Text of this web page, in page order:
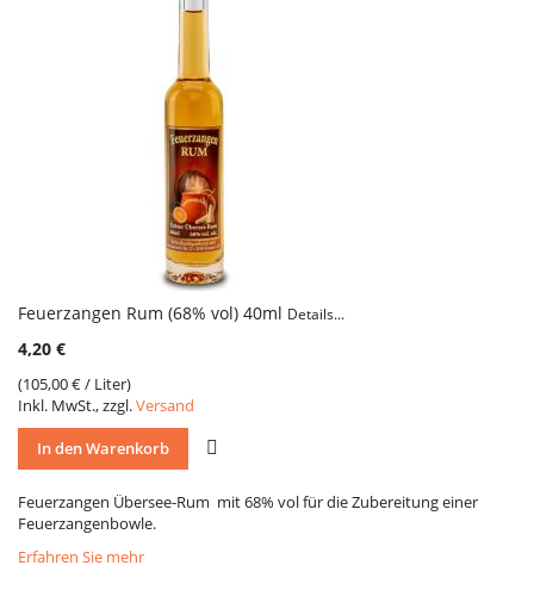
Feuerzangen Rum (68% vol) 40ml Details...
4,20 €
(105,00 €/ Liter)
Inkl. MwSt., zzgl.Versand
In den Warenkorb
Feuerzangen Übersee-Rum mit 68% vol für die Zubereitung einer
Feuerzangenbowle.
Erfahren Sie mehr